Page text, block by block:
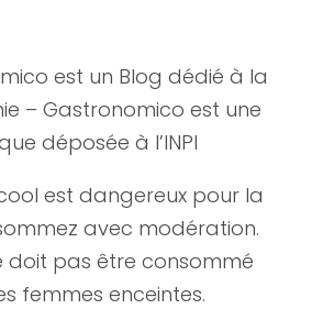
est un Blog dédié à la
– Gastronomico est une
déposée à l’INPI
est dangereux pour la
avec modération.
doit pas être consommé
femmes enceintes.